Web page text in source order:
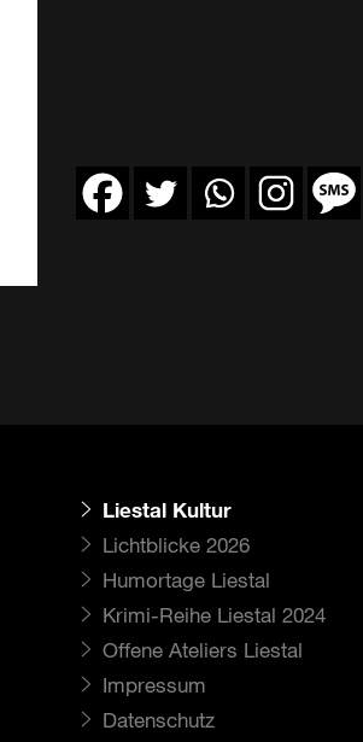
Liestal Kultur
Lichtblicke 2026
Humortage Liestal
Krimi-Reihe Liestal 2024
Offene Ateliers Liestal
Impressum
Datenschutz